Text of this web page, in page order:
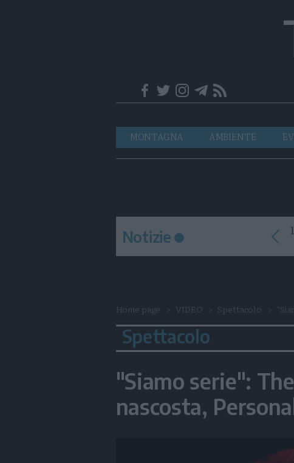
Navigazione
principale
MONTAGNA AMBIENTE
Notizie
Home page VIDEO Spettacolo
Spettacolo
"Siamo serie":
nascosta,